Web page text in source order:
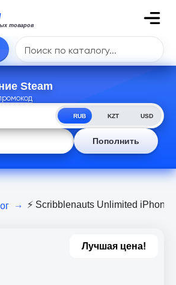
товаров
Steam
RUB KZT USD
Пополнить
⚡️ Scribblenauts Unlimited iPhone
Лучшая цена!